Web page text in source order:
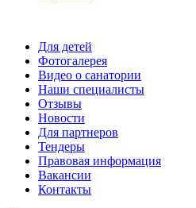
Для детей
Фотогалерея
Видео о санатории
Наши специалисты
Отзывы
Новости
Для партнеров
Тендеры
Правовая информация
Вакансии
Контакты